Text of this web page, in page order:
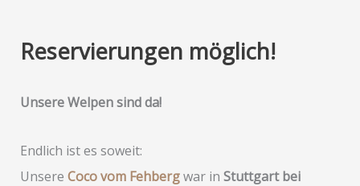
Reservierungen möglich!
Unsere Welpen sind da!
Endlich ist es soweit:
Unsere Coco vom Fehbergwar in Stuttgart bei